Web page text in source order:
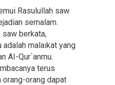
Rasulullah saw
semalam.
saw berkata,
adalah malaikat yang
AI-Qur`anmu.
terus
orang-orang dapat